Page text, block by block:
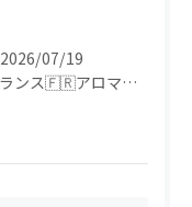
2026/07/19
フランス🇫🇷アロマ研修ツアー𝗱𝗮𝘆𝟭